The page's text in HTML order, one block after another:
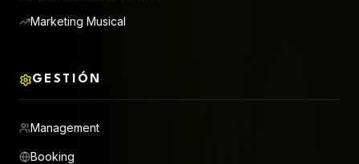
Marketing Musical
GESTIÓN
Management
Booking